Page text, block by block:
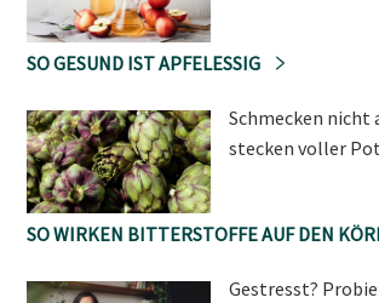
SO GESUND IST APFELESSIG
Schmecken nicht
stecken voller
SO WIRKEN BITTERSTOFFE AUF DEN
Gestresst?